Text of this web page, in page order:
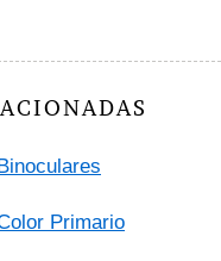
Binoculares
Primario